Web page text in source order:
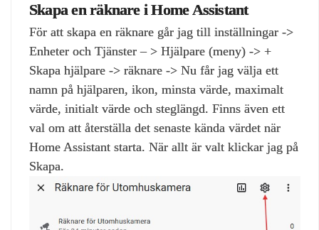
Skapa en räknare i Home Assistant
För att skapa en räknare går jag till inställningar ->
Enheter och Tjänster – > Hjälpare (meny) -> +
Skapa hjälpare -> räknare -> Nu får jag välja ett
namn på hjälparen, ikon, minsta värde, maximalt
värde, initialt värde och steglängd. Finns även ett
val om att återställa det senaste kända värdet när
Home Assistant starta. När allt är valt klickar jag på
Skapa.